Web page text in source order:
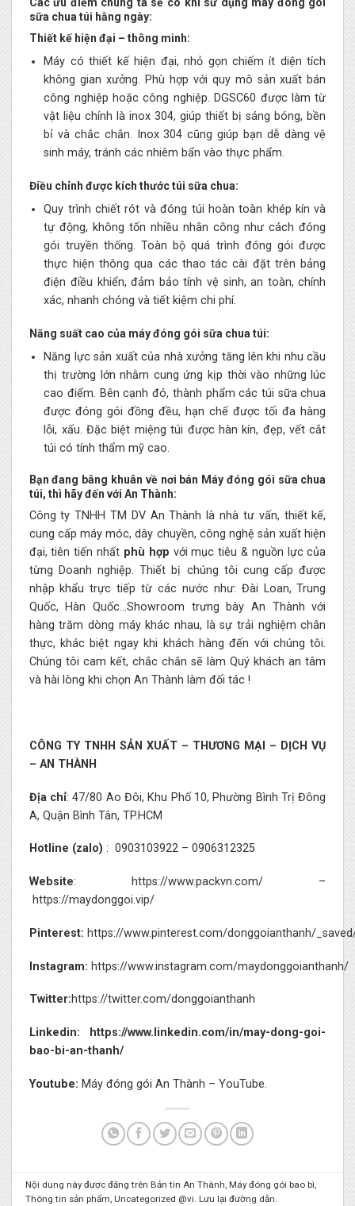
Các ưu điểm chúng ta sẽ có khi sử dụng máy đóng gói
sữa chua túi hằng ngày:
Thiết kế hiện đại – thông minh:
Máy có thiết kế hiện đại, nhỏ gọn chiếm ít diện tích
không gian xưởng. Phù hợp với quy mô sản xuất bán
công nghiệp hoặc công nghiệp. DGSC60 được làm từ
vật liệu chính là inox 304, giúp thiết bị sáng bóng, bền
bỉ và chắc chắn. Inox 304 cũng giúp bạn dễ dàng vệ
sinh máy, tránh các nhiêm bẩn vào thực phẩm.
Điều chỉnh được kích thước túi sữa chua:
Quy trình chiết rót và đóng túi hoàn toàn khép kín và
tự động, không tốn nhiều nhân công như cách đóng
gói truyền thống. Toàn bộ quá trình đóng gói được
thực hiện thông qua các thao tác cài đặt trên bảng
điện điều khiển, đảm bảo tính vệ sinh, an toàn, chính
xác, nhanh chóng và tiết kiệm chi phí.
Năng suất cao của máy đóng gói sữa chua túi:
Năng lực sản xuất của nhà xưởng tăng lên khi nhu cầu
thị trường lớn nhằm cung ứng kịp thời vào những lúc
cao điểm. Bên cạnh đó, thành phẩm các túi sữa chua
được đóng gói đồng đều, hạn chế được tối đa hàng
lỗi, xấu. Đặc biệt miệng túi được hàn kín, đẹp, vết cắt
túi có tính thẩm mỹ cao.
Bạn đang bâng khuân về nơi bán Máy đóng gói sữa chua
túi, thì hãy đến với An Thành:
Công ty TNHH TM DV An Thành là nhà tư vấn, thiết kế,
cung cấp máy móc, dây chuyền, công nghệ sản xuất hiện
đại, tiên tiến nhất phù hợp với mục tiêu & nguồn lực của
từng Doanh nghiệp. Thiết bị chúng tôi cung cấp được
nhập khẩu trực tiếp từ các nước như: Đài Loan, Trung
Quốc, Hàn Quốc…Showroom trưng bày An Thành với
hàng trăm dòng máy khác nhau, là sự trải nghiệm chân
thực, khác biệt ngay khi khách hàng đến với chúng tôi.
Chúng tôi cam kết, chắc chắn sẽ làm Quý khách an tâm
và hài lòng khi chọn An Thành làm đối tác !
CÔNG TY TNHH SẢN XUẤT – THƯƠNG MẠI – DỊCH VỤ
– AN THÀNH
Địa chỉ: 47/80 Ao Đôi, Khu Phố 10, Phường Bình Trị Đông
A, Quận Bình Tân, TP.HCM
Hotline (zalo) : 0903103922– 0906312325
Website: https://www.packvn.com/ –
https://maydonggoi.vip/
Pinterest: https://www.pinterest.com/donggoianthanh/
Instagram: https://www.instagram.com/maydonggoianthanh/
Twitter:https://twitter.com/donggoianthanh
Linkedin:
https://www.linkedin.com/in/may-dong-goi-
bao-bi-an-thanh/
Youtube: Máy đóng gói An Thành – YouTube.
Nội dung này được đăng trên Bản tin An Thành, Máy đóng gói bao bì,
Thông tin sản phẩm, Uncategorized @vi. Lưu lạiđường dẫn.